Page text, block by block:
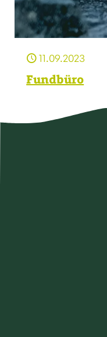
11.09.2023
Fundbüro